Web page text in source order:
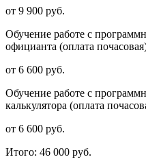
от 9 900 руб.
Обучение работе с
официанта (оплата
от 6 600 руб.
Обучение работе с
калькулятора (оплата
от 6 600 руб.
Итого: 46 000 руб.